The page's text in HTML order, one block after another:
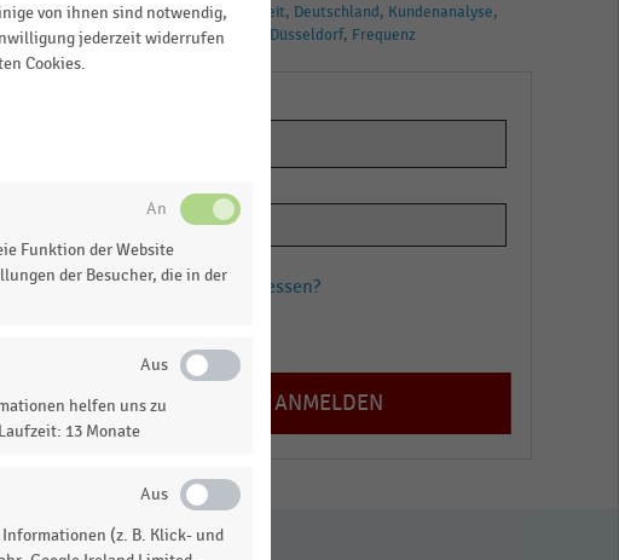
Einkaufsmöglichkeit Deutschland
Kundenanalyse
Einkaufsstraßen
Düsseldorf Frequenz
Passwort vergessen?
von ihnen sind notwendig,
jederzeit widerrufen
Cookies.
Funktion der Website
der Besucher, die in der
helfen uns zu
13 Monate
Informationen (z. B. Klick- und